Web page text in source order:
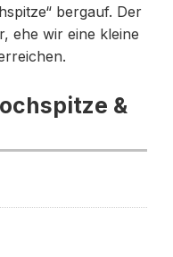
bergauf. Der
ehe wir eine kleine
&